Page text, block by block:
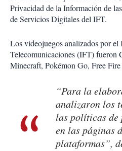
Privacidad de la Información de
de Servicios Digitales del IFT.
Los videojuegos analizados por el
Telecomunicaciones (IFT)
Minecraft, Pokémon Go, Free
“Para la
analizaron los
las políticas
en las páginas
plataformas”,